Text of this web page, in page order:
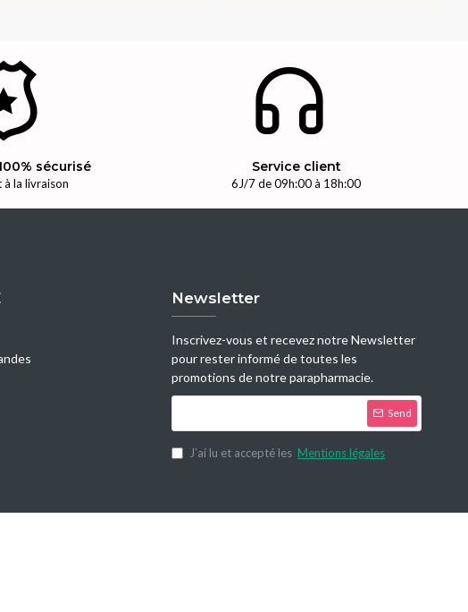
sécurisé
à la livraison
Service client
6J/7 de 09h:00 à 18h:00
Newsletter
Inscrivez-vous et recevez notre Newsletter
pour rester informé de toutes les
promotions de notre parapharmacie.
Send
J’ai lu et accepté les Mentions légales